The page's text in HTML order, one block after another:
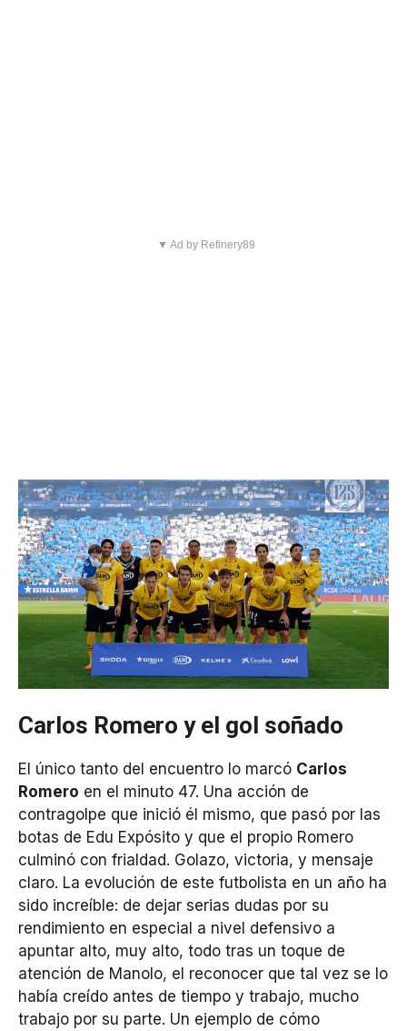
▼ Ad by Refinery89
Carlos Romero y el gol soñado
El único tanto del encuentro lo marcó Carlos
Romero en el minuto 47. Una acción de
contragolpe que inició él mismo, que pasó por las
botas de Edu Expósito y que el propio Romero
culminó con frialdad. Golazo, victoria, y mensaje
claro. La evolución de este futbolista en un año ha
sido increíble: de dejar serias dudas por su
rendimiento en especial a nivel defensivo a
apuntar alto, muy alto, todo tras un toque de
atención de Manolo, el reconocer que tal vez se lo
había creído antes de tiempo y trabajo, mucho
trabajo por su parte. Un ejemplo de cómo